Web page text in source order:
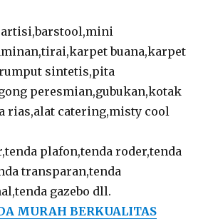
buana,karpet
sintetis,pita
peresmian,gubukan,kotak
rias,alat catering,misty cool
plafon,tenda roder,tenda
transparan,tenda
gazebo dll.
MURAH BERKUALITAS